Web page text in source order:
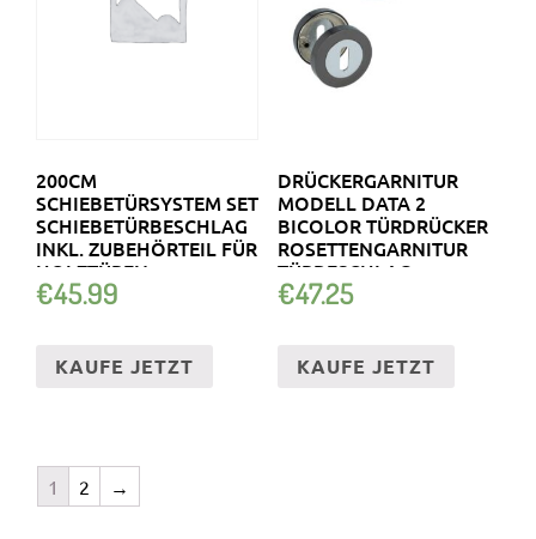
200CM
SCHIEBETÜRSYSTEM SET
SCHIEBETÜRBESCHLAG
INKL. ZUBEHÖRTEIL FÜR
HOLZTÜREN
€45.99
KAUFE JETZT
DRÜCKERGARNITUR
MODELL DATA 2
BICOLOR TÜRDRÜCKER
ROSETTENGARNITUR
TÜRBESCHLAG
€47.25
KAUFE JETZT
1 2 →